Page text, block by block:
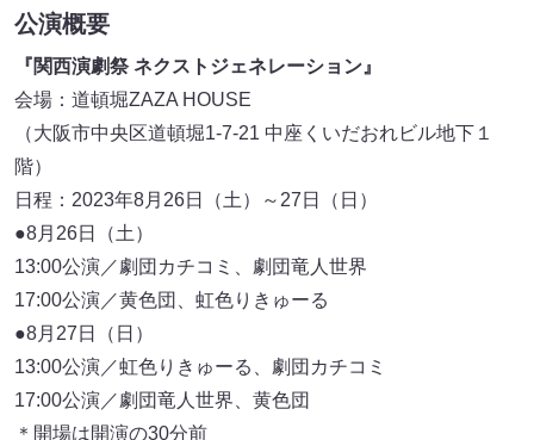
公演概要
『関西演劇祭 ネクストジェネレーション』
会場：道頓堀ZAZA HOUSE
（大阪市中央区道頓堀1-7-21 中座くいだおれビル地下１
階）
日程：2023年8月26日（土）～27日（日）
●8月26日（土）
13:00公演／劇団カチコミ、劇団竜人世界
17:00公演／黄色団、虹色りきゅーる
●8月27日（日）
13:00公演／虹色りきゅーる、劇団カチコミ
17:00公演／劇団竜人世界、黄色団
＊開場は開演の30分前